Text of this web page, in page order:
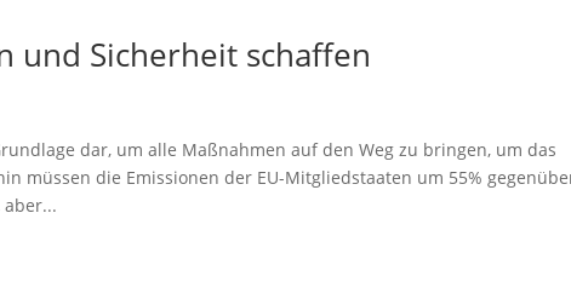
und Sicherheit schaffen
dar, um alle Maßnahmen auf den Weg zu bringen, um das
müssen die Emissionen der EU-Mitgliedstaaten um 55%